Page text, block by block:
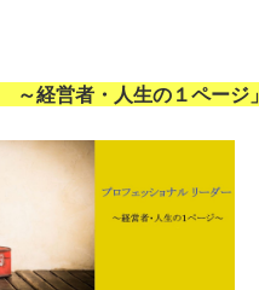
経営者・人生の１ページ」